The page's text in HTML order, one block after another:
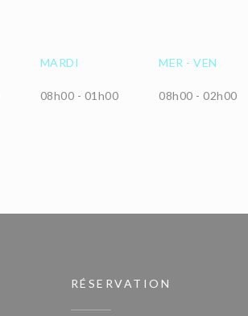
MARDI
08h00 - 01h00
MER -VEN
08h00 - 02h00
RÉSERVATION